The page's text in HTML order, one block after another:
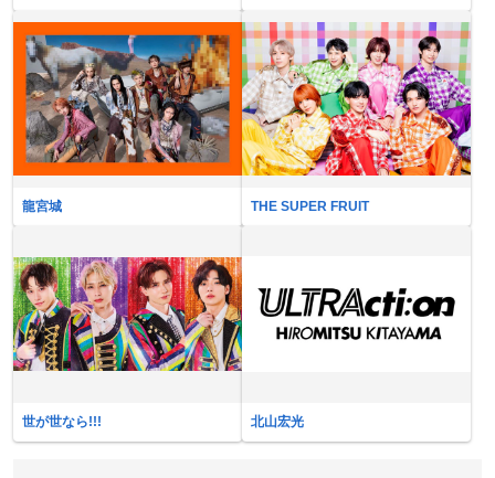
龍宮城 THE SUPER FRUIT
世が世なら!!! 北山宏光